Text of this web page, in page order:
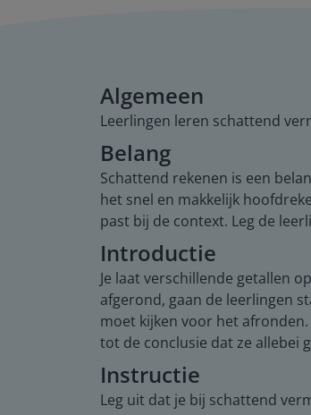
Algemeen
Leerlingen leren schattend
Belang
Schattend rekenen is een
het snel en makkelijk
past bij de context. Leg de
Introductie
Je laat verschillende getallen
afgerond, gaan de leerlingen
moet kijken voor het
tot de conclusie dat ze allebei
Instructie
Leg uit dat je bij schattend